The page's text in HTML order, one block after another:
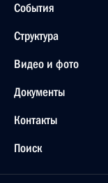
События
Структура
Видео и фото
Документы
Контакты
Поиск